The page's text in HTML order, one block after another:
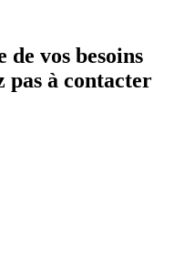
vos besoins
pas à contacter